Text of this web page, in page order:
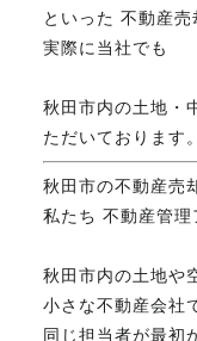
といった 不動産売
実際に当社でも
秋田市内の土地・
ただいております。
秋田市の不動産売
私たち 不動産管理
秋田市内の土地や
小さな不動産会社
同じ担当者が最初